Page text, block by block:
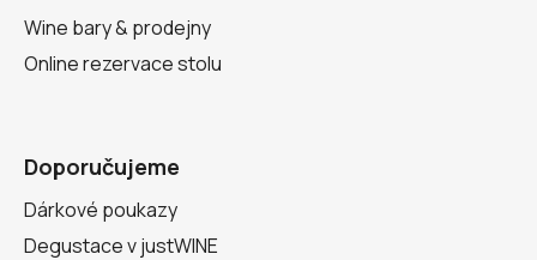
Wine bary & prodejny
Online rezervace stolu
Doporučujeme
Dárkové poukazy
Degustace v justWINE